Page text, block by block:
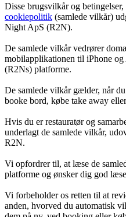
Disse brugsvilkår og betingelser,
cookiepolitik (samlede vilkår)
Night ApS (R2N).
De samlede vilkår vedrører
mobilapplikationen til iPhone
(R2Ns) platforme.
De samlede vilkår gælder, når
booke bord, købe take away
Hvis du er restauratør og
underlagt de samlede vilkår,
R2N.
Vi opfordrer til, at læse de
platforme og ønsker dig god
Vi forbeholder os retten til at
anden, hvorved du automatisk